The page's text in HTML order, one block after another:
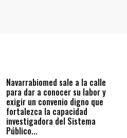
Navarrabiomed sale a la calle
para dar a conocer su labor y
exigir un convenio digno que
fortalezca la capacidad
investigadora del Sistema
Público...